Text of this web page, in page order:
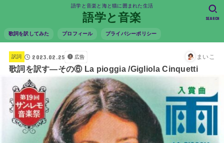
語学と音楽と海と猫に囲まれた生活
語学と音楽
歌詞を訳してみた プロフィール プライバシーポリシー
SEARCH
訳詞 2023.02.25 広告 まいこ
歌詞を訳す―その⑥ La pioggia /Gigliola Cinquetti